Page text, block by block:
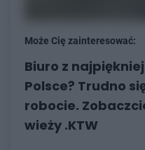
Może Cię zainteresować:
Biuro z
Polsce? Trudno
robocie.
wieży .KTW